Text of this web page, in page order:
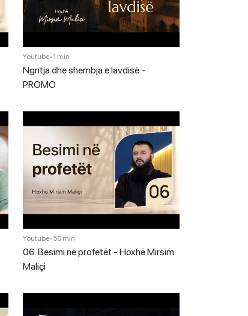
Youtube•1 min
Ngritja dhe shembja e lavdisë -
PROMO
Youtube• 50 min
06. Besimi në profetët - Hoxhë Mirsim
Maliçi